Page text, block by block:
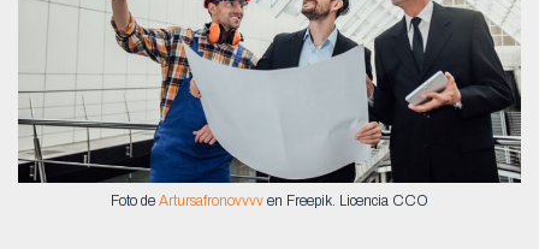
Foto de Artursafronovvvv en Freepik. Licencia CCO